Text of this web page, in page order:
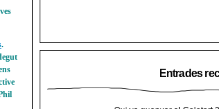
.
Entrades